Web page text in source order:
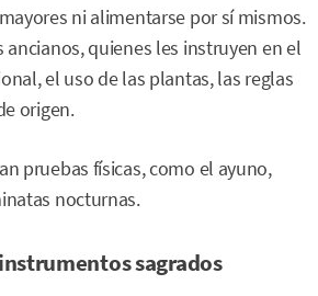
ni alimentarse por sí mismos.
ancianos, quienes les instruyen en el
el uso de las plantas, las reglas
origen.
pruebas físicas, como el ayuno,
nocturnas.
sagrados